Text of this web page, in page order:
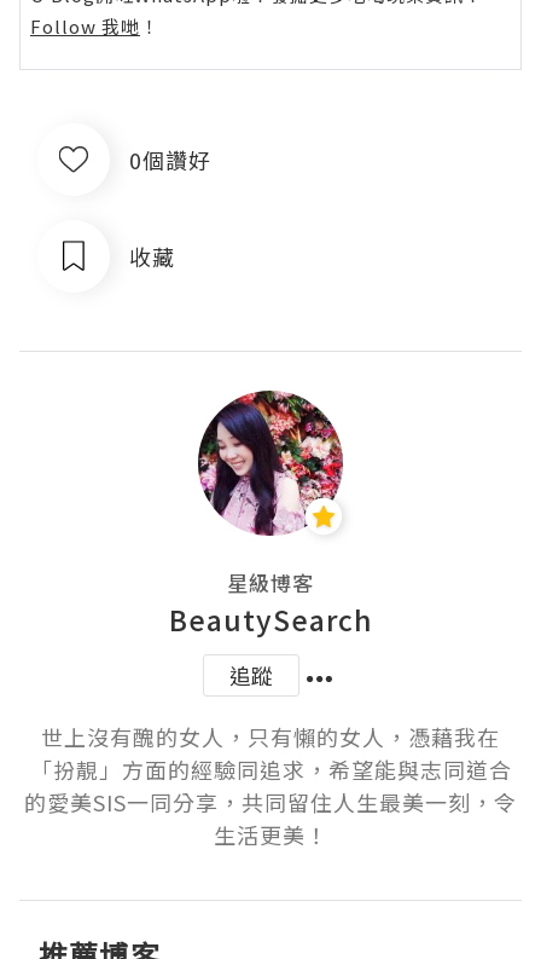
Follow 我哋 ！
0個讚好
收藏
星級博客
BeautySearch
追蹤
世上沒有醜的女人，只有懶的女人，憑藉我在
「扮靚」方面的經驗同追求，希望能與志同道合
的愛美SIS一同分享，共同留住人生最美一刻，令
生活更美！